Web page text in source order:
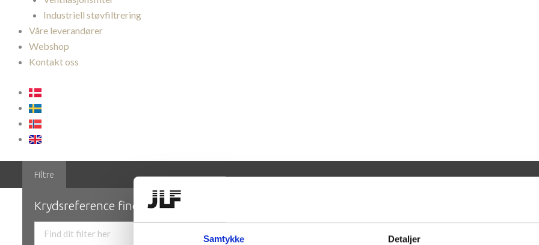
Samtykke Detaljer
Industriell støvfiltrering
Våre leverandører
Webshop
Kontakt oss